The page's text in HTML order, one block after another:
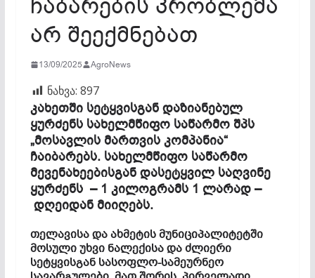
არ შეექმნებათ
13/09/2025 AgroNews
ნახვა: 897
კახეთში სეტყვისგან დაზიანებულ
ყურძენს სახელმწიფო საწარმო შპს
„მოსავლის მართვის კომპანია“
ჩაიბარებს. სახელმწიფო საწარმო
მევენახეებისგან დასეტყვილ საღვინე
ყურძენს – 1 კილოგრამს 1 ლარად –
დღეიდან მიიღებს.
თელავისა და ახმეტის მუნიციპალიტეტში
მოსული უხვი ნალექისა და ძლიერი
სეტყვისგან სასოფლო-სამეურნეო